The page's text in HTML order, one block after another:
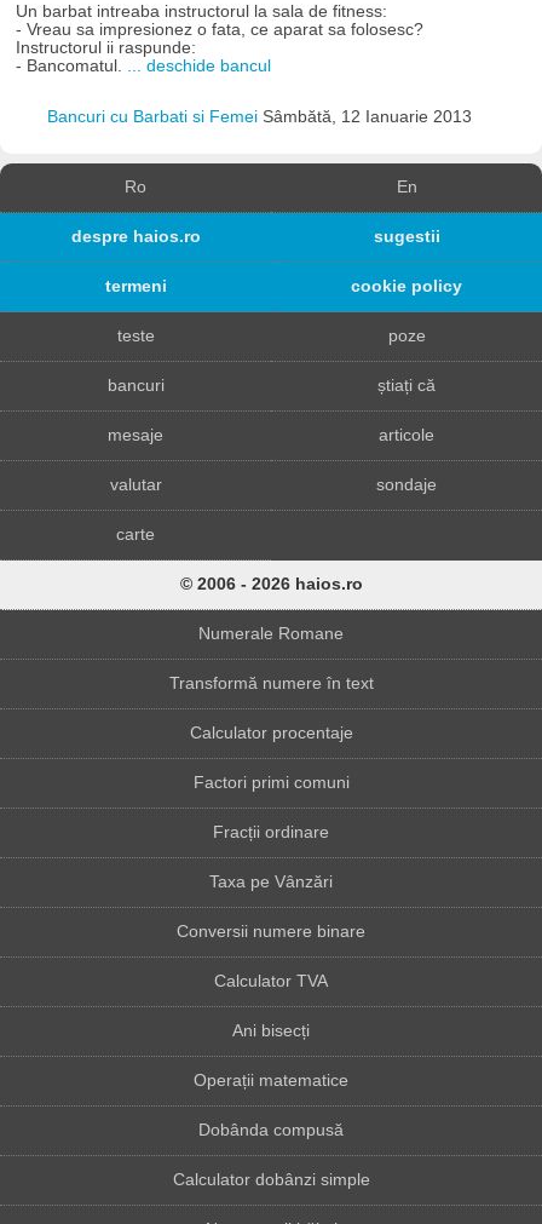
Un barbat intreaba instructorul la sala de fitness:
- Vreau sa impresionez o fata, ce aparat sa folosesc?
Instructorul ii raspunde:
- Bancomatul.
... deschide bancul
Bancuri cu Barbati si Femei Sâmbătă, 12 Ianuarie 2013
Ro En
despre haios.ro sugestii
termeni cookie policy
teste poze
bancuri știați că
mesaje articole
valutar sondaje
carte
© 2006 - 2026 haios.ro
Numerale Romane
Transformă numere în text
Calculator procentaje
Factori primi comuni
Fracții ordinare
Taxa pe Vânzări
Conversii numere binare
Calculator TVA
Ani bisecți
Operații matematice
Dobânda compusă
Calculator dobânzi simple